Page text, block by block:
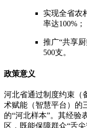
实现全省农
率达100%；
推广“共享
500支。
政策意义
河北省通过制度约束（
术赋能（智慧平台）的
的“河北样本”。其经验
区，既能保障群众“舌